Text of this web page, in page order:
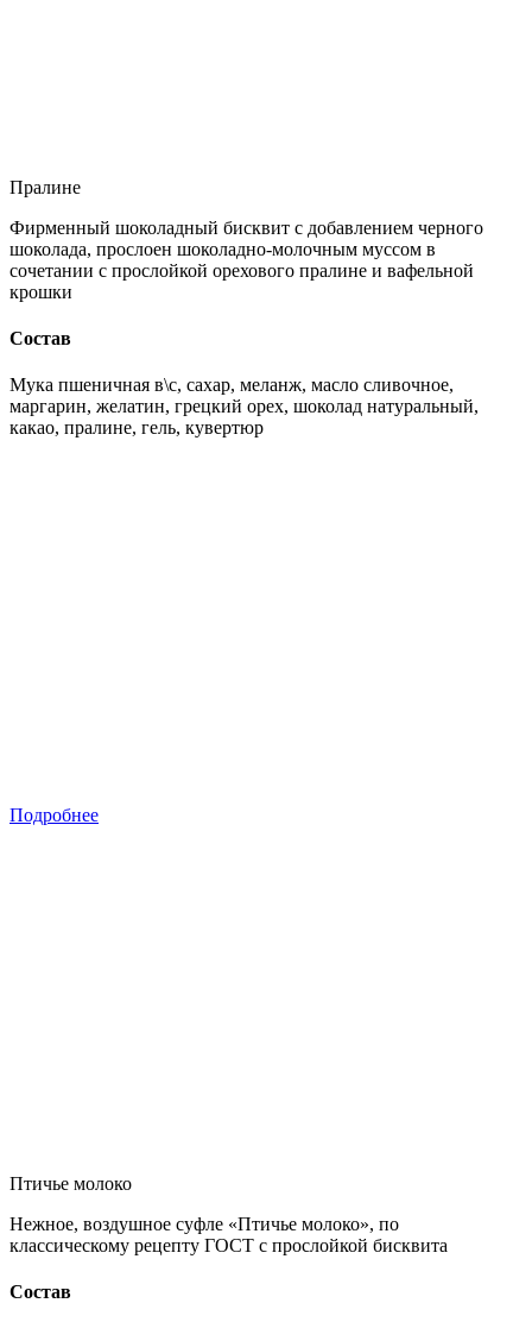
Пралине
Фирменный шоколадный бисквит с добавлением черного
шоколада, прослоен шоколадно-молочным муссом в
сочетании с прослойкой орехового пралине и вафельной
крошки
Состав
Мука пшеничная в\с, сахар, меланж, масло сливочное,
маргарин, желатин, грецкий орех, шоколад натуральный,
какао, пралине, гель, кувертюр
Подробнее
Птичье молоко
Нежное, воздушное суфле «Птичье молоко», по
классическому рецепту ГОСТ с прослойкой бисквита
Состав